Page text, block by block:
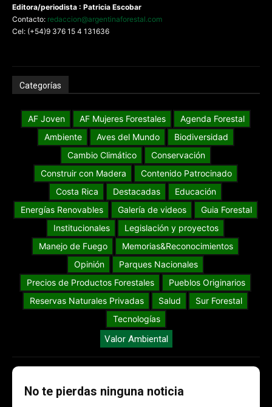
Editora/periodista : Patricia Escobar
Contacto: redaccion@argentinaforestal.com
Cel: (+54)9 376 15 4 131636
Categorías
AF Joven AF Mujeres Forestales
Agenda Forestal
Ambiente
Aves del Mundo
Biodiversidad
Cambio Climático
Conservación
Construir con Madera
Contenido Patrocinado
Costa Rica
Destacadas
Educación
Energías Renovables
Galería de videos
Guia Forestal
Institucionales
Legislación y proyectos
Manejo de Fuego
Memorias&Reconocimientos
Opinión
Parques Nacionales
Precios de Productos Forestales
Pueblos Originarios
Reservas Naturales Privadas
Salud
Sur Forestal
Tecnologías
Valor Ambiental
No te pierdas ninguna noticia